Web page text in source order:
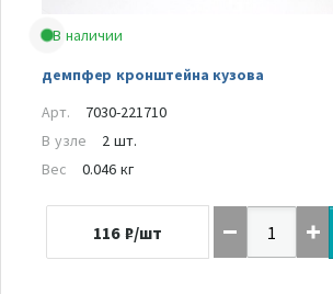
В наличии
демпфер кронштейна кузова
Арт.
7030-221710
В узле
2 шт.
Вес
0.046 кг
116 ₽/шт